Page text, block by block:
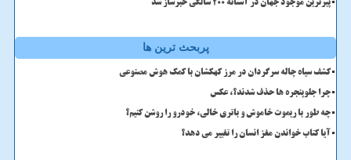
پیرترین موجود جهان در آستانه ۲۰۰ سالگی خبرساز شد
پربحث ترین ها
کشف سیاه چاله سرگردان در مرز کهکشان با کمک هوش مصنوعی
چرا جلوپنجره ها حذف شدند؟، عکس
چه طور با ریموت خاموش و باتری خالی، خودرو را روشن کنیم؟
آیا کتاب خواندن مغز انسان را تغییر می دهد؟